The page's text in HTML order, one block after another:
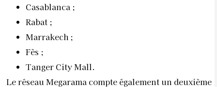
Casablanca ;
Rabat ;
Marrakech ;
Fès ;
Tanger City Mall.
Le réseau Megarama compte également un deuxième